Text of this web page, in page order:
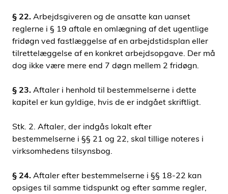
§ 22. Arbejdsgiveren og de ansatte kan uanset
reglerne i § 19 aftale en omlægning af det ugentlige
fridøgn ved fastlæggelse af en arbejdstidsplan eller
tilrettelæggelse af en konkret arbejdsopgave. Der må
dog ikke være mere end 7 døgn mellem 2 fridøgn.
§ 23. Aftaler i henhold til bestemmelserne i dette
kapitel er kun gyldige, hvis de er indgået skriftligt.
Stk. 2. Aftaler, der indgås lokalt efter
bestemmelserne i §§ 21 og 22, skal tillige noteres i
virksomhedens tilsynsbog.
§ 24. Aftaler efter bestemmelserne i §§ 18-22 kan
opsiges til samme tidspunkt og efter samme regler,